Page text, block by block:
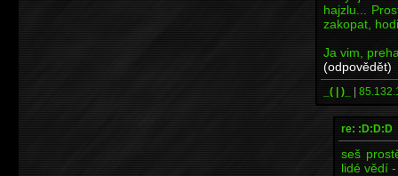
hajzlu...
zakopat,
Ja vim,
(odpovědět)
_( | )_ |
re: :D:D:D
seš
lidé vědí